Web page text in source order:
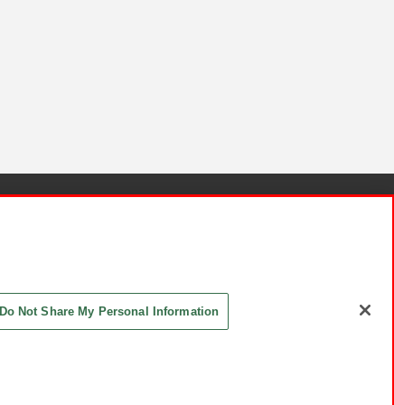
Do Not Share My Personal Information